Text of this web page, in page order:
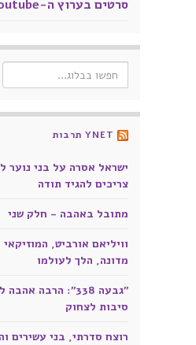
סרטים בערוץ ה-youtube
Search for:
YNET תרבות
ישראל אסרה על בני נוער
צריכים להגיד תודה
מתובל באהבה - חלק שני
וויליאם אורביט,
מדונה, הלך לעולמו
"גבעה 338": הרבה
סיבות לצחוק
רוצח סדרתי, בני עשירים